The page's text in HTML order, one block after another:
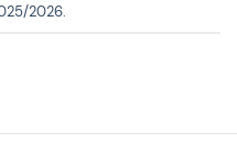
2026.